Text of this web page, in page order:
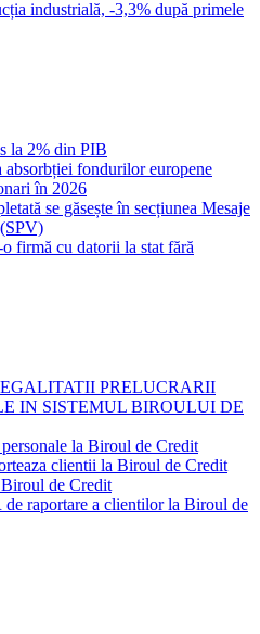
industrială, -3,3% după primele
la 2% din PIB
absorbției fondurilor europene
în 2026
se găsește în secțiunea Mesaje
firmă cu datorii la stat fără
PRELUCRARII
IN SISTEMUL BIROULUI DE
la Biroul de Credit
clientii la Biroul de Credit
Biroul de Credit
de raportare a clientilor la Biroul de